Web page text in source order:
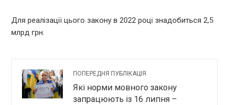
Для реалізації цього закону в 2022 році знадобиться 2,5
млрд грн.
ПОПЕРЕДНЯ ПУБЛІКАЦІЯ
Які норми мовного закону
запрацюють із 16 липня –